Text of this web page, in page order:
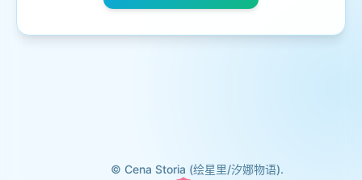
© Cena Storia (绘星里/汐娜物语).